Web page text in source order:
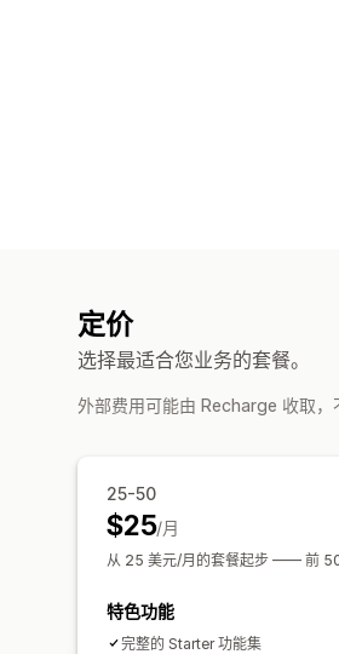
定价
选择最适合您业务的套餐。
外部费用可能由 Recharge 收取
25-50
$25/月
从 25 美元/月的套餐起步 —— 前 50
特色功能
完整的 Starter 功能集